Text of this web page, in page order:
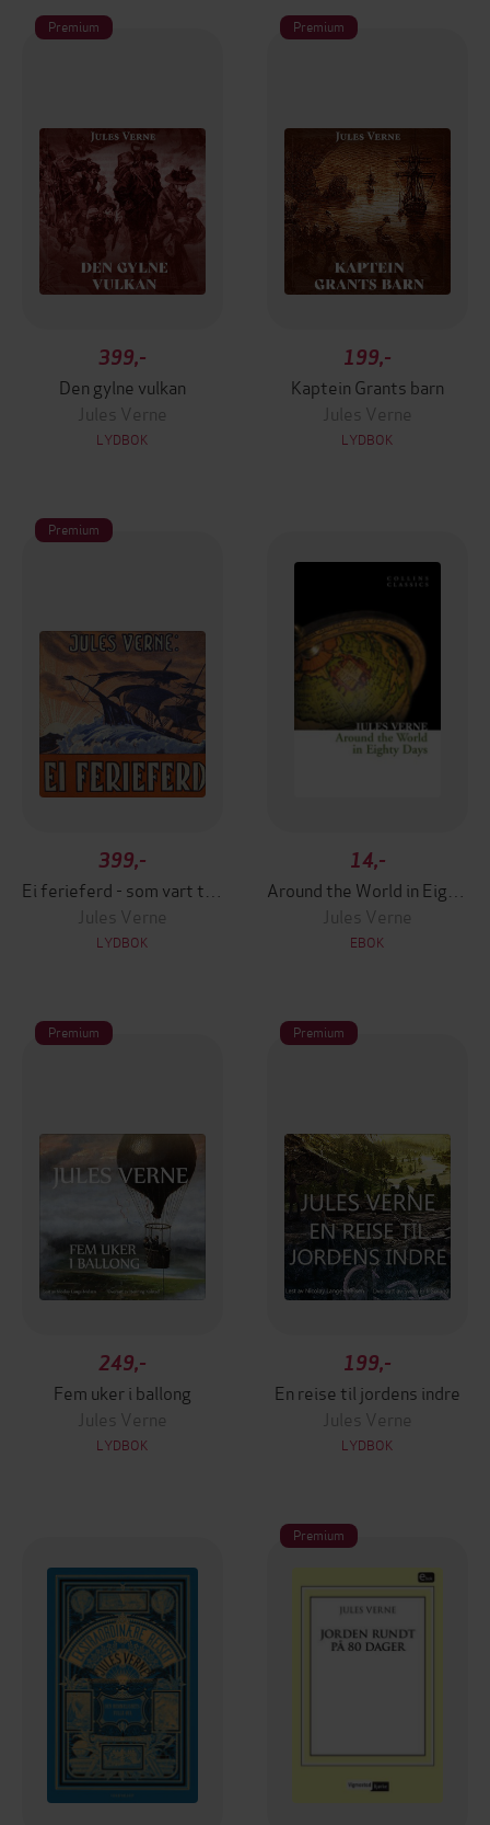
Premium
399,-
Den gylne vulkan
Jules Verne
LYDBOK
Premium
199,-
Kaptein Grants barn
Jules Verne
LYDBOK
Premium
399,-
Jules Verne
LYDBOK
14,-
Jules Verne
EBOK
Premium
249,-
Fem uker i ballong
Jules Verne
LYDBOK
Premium
199,-
En reise til jordens indre
Jules Verne
LYDBOK
Premium